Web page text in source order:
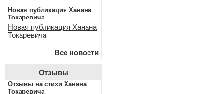
Новая публикация Ханана
Токаревича
Новая публикация Ханана
Токаревича
Все новости
Отзывы
Отзывы на стихи Ханана
Токаревича